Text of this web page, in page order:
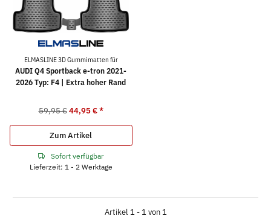
ELMASLINE 3D Gummimatten für
AUDI Q4 Sportback e-tron 2021-
2026 Typ: F4 | Extra hoher Rand
59,95 € 44,95 €*
Zum Artikel
Sofort verfügbar
Lieferzeit: 1 - 2 Werktage
Artikel 1 - 1 von 1